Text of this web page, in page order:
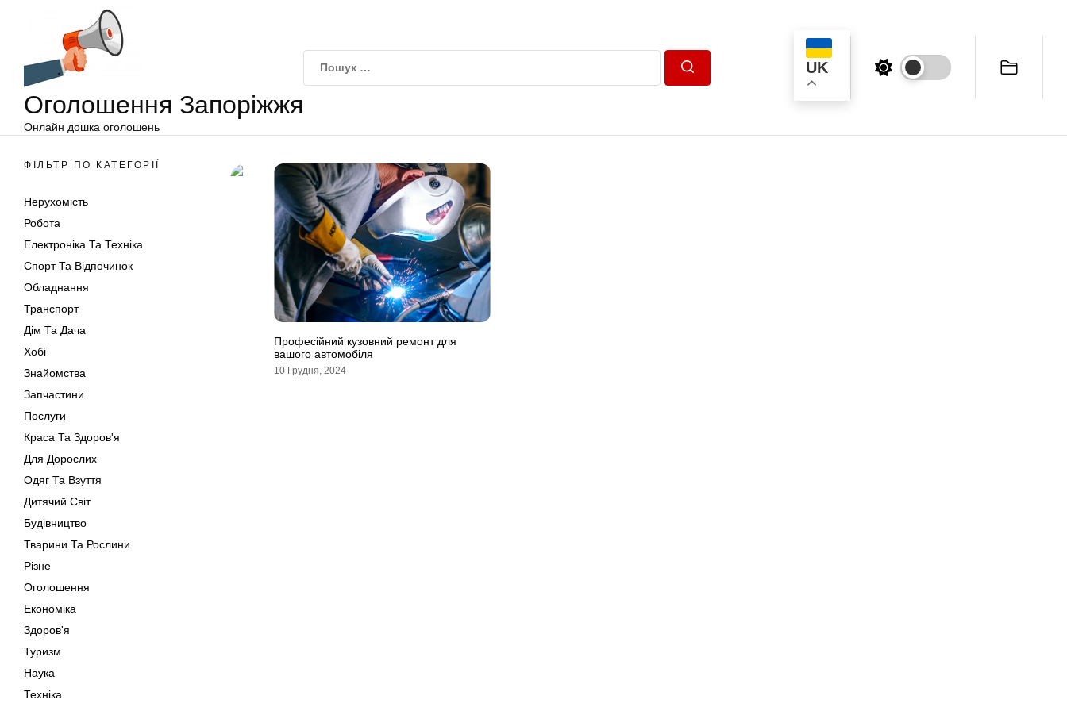
Оголошення Запоріжжя
Онлайн дошка оголошень
UK
ФІЛЬТР ПО КАТЕГОРІЇ
Нерухомість
Робота
Електроніка Та Техніка
Спорт Та Відпочинок
Обладнання
Транспорт
Дім Та Дача
Хобі
Знайомства
Запчастини
Послуги
Краса Та Здоров'я
Для Дорослих
Одяг Та Взуття
Дитячий Світ
Будівництво
Тварини Та Рослини
Різне
Оголошення
Економіка
Здоров'я
Туризм
Наука
Техніка
Професійний кузовний ремонт для
вашого автомобіля
10 Грудня, 2024